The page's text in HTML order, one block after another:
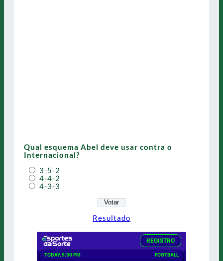
Qual esquema Abel deve usar contra o
Internacional?
3-5-2
4-4-2
4-3-3
Resultado